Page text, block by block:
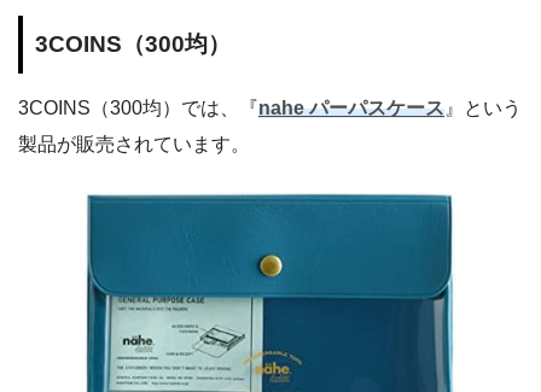
3COINS（300均）
3COINS（300均）では、『nahe パーパスケース 』という
製品が販売されています。